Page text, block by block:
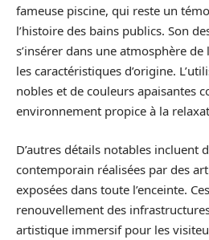
fameuse piscine, qui reste un
l’histoire des bains publics. Son
s’insérer dans une atmosphère
les caractéristiques d’origine.
nobles et de couleurs apaisantes
environnement propice à la
D’autres détails notables incluent
contemporain réalisées par des
exposées dans toute l’enceinte.
renouvellement des
artistique immersif pour les